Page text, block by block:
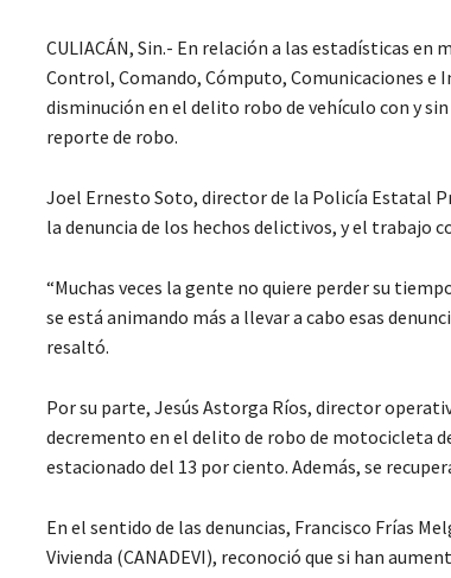
CULIACÁN, Sin.- En relación a las estadísticas en
Control, Comando, Cómputo, Comunicaciones e
disminución en el delito robo de vehículo con y
reporte de robo.
Joel Ernesto Soto, director de la Policía Estatal
la denuncia de los hechos delictivos, y el trabajo
“Muchas veces la gente no quiere perder su
se está animando más a llevar a cabo esas
resaltó.
Por su parte, Jesús Astorga Ríos, director
decremento en el delito de robo de motocicleta
estacionado del 13 por ciento. Además, se
En el sentido de las denuncias, Francisco Frías
Vivienda (CANADEVI), reconoció que si han